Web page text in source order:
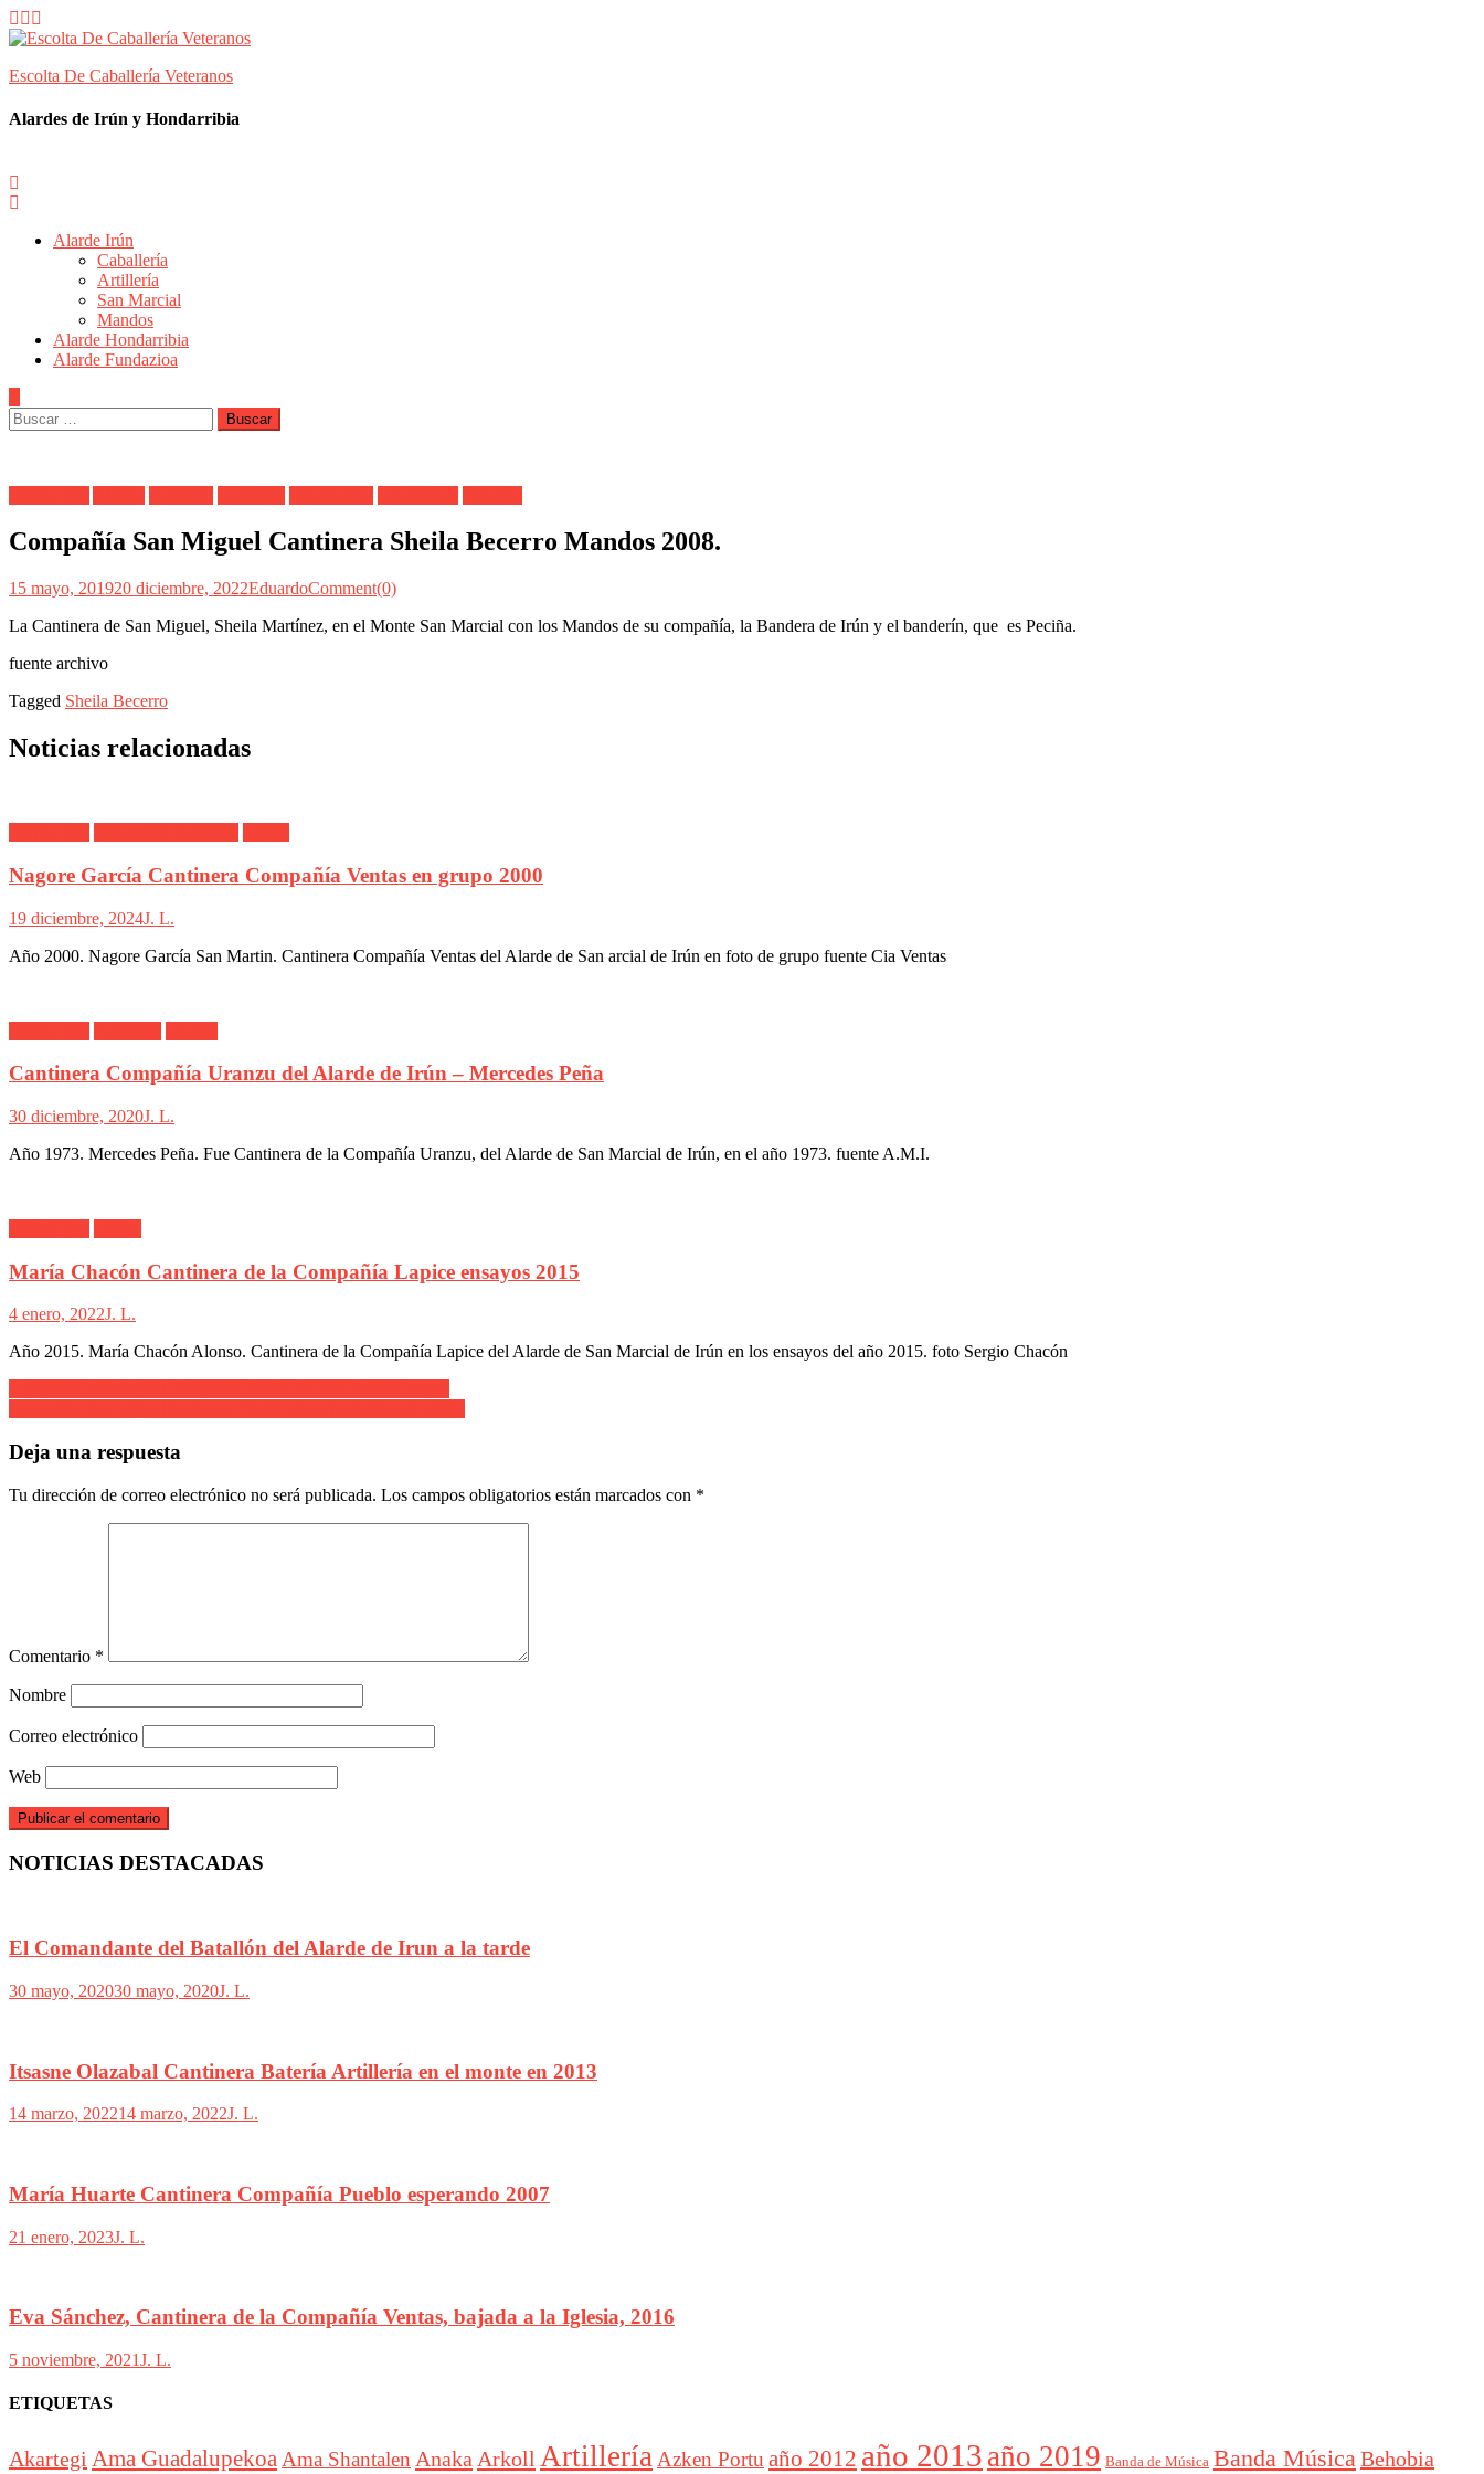
Skip
to
Escolta De Caballería Veteranos
Alardes de Irún y Hondarribia
Alarde Irún
Caballería
Artillería
San Marcial
Mandos
Alarde Hondarribia
Alarde Fundazioa
Buscar:
Compañía San Miguel Cantinera Sheila Becerro Mandos 2008.
15 mayo, 201920 diciembre, 2022EduardoComment(0)
La Cantinera de San Miguel, Sheila Martínez, en el Monte San Marcial con los Mandos de su compañía, la Bandera de Irún y el banderín, que es Peciña.
fuente archivo
Tagged Sheila Becerro
Noticias relacionadas
Nagore García Cantinera Compañía Ventas en grupo 2000
19 diciembre, 2024J. L.
Año 2000. Nagore García San Martin. Cantinera Compañía Ventas del Alarde de San arcial de Irún en foto de grupo fuente Cia Ventas
Cantinera Compañía Uranzu del Alarde de Irún – Mercedes Peña
30 diciembre, 2020J. L.
Año 1973. Mercedes Peña. Fue Cantinera de la Compañía Uranzu, del Alarde de San Marcial de Irún, en el año 1973. fuente A.M.I.
María Chacón Cantinera de la Compañía Lapice ensayos 2015
4 enero, 2022J. L.
Año 2015. María Chacón Alonso. Cantinera de la Compañía Lapice del Alarde de San Marcial de Irún en los ensayos del año 2015. foto Sergio Chacón
Navegación
de
entradas
Deja una respuesta
Tu dirección de correo electrónico no será publicada. Los campos obligatorios están marcados con *
Comentario *
Nombre
Correo electrónico
Web
NOTICIAS DESTACADAS
El Comandante del Batallón del Alarde de Irun a la tarde
30 mayo, 202030 mayo, 2020J. L.
Itsasne Olazabal Cantinera Batería Artillería en el monte en 2013
14 marzo, 202214 marzo, 2022J. L.
María Huarte Cantinera Compañía Pueblo esperando 2007
21 enero, 2023J. L.
Eva Sánchez, Cantinera de la Compañía Ventas, bajada a la Iglesia, 2016
5 noviembre, 2021J. L.
ETIQUETAS
Akartegi Ama Guadalupekoa Ama Shantalen Anaka Arkoll Artillería Azken Portu año 2012 año 2013 año 2019 Banda de Música Banda Música Behobia